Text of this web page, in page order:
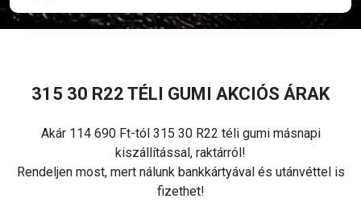
315 30 R22 TÉLI GUMI AKCIÓS ÁRAK
Akár 114 690 Ft-tól 315 30 R22 téli gumi másnapi
kiszállítással, raktárról!
Rendeljen most, mert nálunk bankkártyával és utánvéttel is
fizethet!